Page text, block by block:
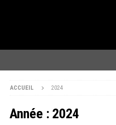
ACCUEIL 2024
Année : 2024